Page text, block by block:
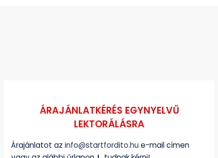
ÁRAJÁNLATKÉRÉS EGYNYELVŰ
LEKTORÁLÁSRA
Árajánlatot az info@startfordito.hue-mail címen